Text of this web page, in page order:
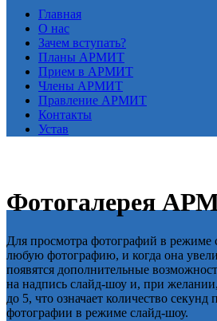
Главная
О нас
Зачем вступать?
Планы АРМИТ
Прием в АРМИТ
Члены АРМИТ
Правление АРМИТ
Контакты
Устав
Фотогалерея
Для просмотра фотографий в режиме
любую фотографию, и когда она
появятся дополнительные
на надпись слайд-шоу и, при
до 5, что означает количество секунд
фотографии в режиме слайд-шоу.